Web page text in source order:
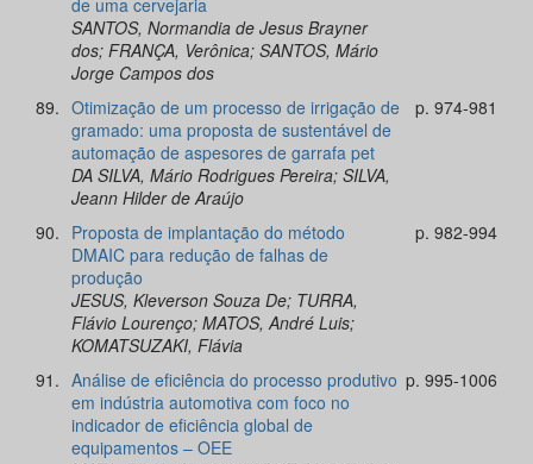
de uma cervejaria
SANTOS, Normandia de Jesus Brayner
dos; FRANÇA, Verônica; SANTOS, Mário
Jorge Campos dos
89. Otimização de um processo de irrigação de
gramado: uma proposta de sustentável de
automação de aspesores de garrafa pet
DA SILVA, Mário Rodrigues Pereira; SILVA,
Jeann Hilder de Araújo
p. 974-981
90. Proposta de implantação do método
DMAIC para redução de falhas de
produção
JESUS, Kleverson Souza De; TURRA,
Flávio Lourenço; MATOS, André Luis;
KOMATSUZAKI, Flávia
p. 982-994
91. Análise de eficiência do processo produtivo
em indústria automotiva com foco no
indicador de eficiência global de
equipamentos – OEE
p. 995-1006